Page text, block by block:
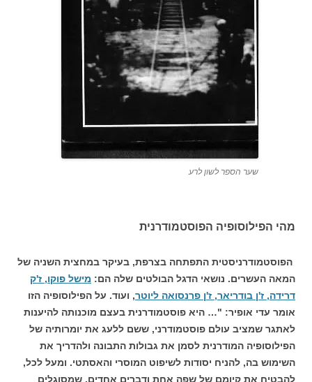
שער הספר לשון לרע
מהי הפילוסופיה הפוסטמודרנית
הפוסטמודרניסטית התפתחה בצרפת, בעיקר במחצית השניה של
המאה העשרים. נושאי הדגל הבולטים שלה הם: מישל פוקו, ז'ק
דרידה, ז'ן בודריאר, ז'ן פרנסואה ליוטר, ועוד. על הפילוסופיה הזו
אומר עדי אופיר: "… היא פוסטמודרנית בעצם מוכנותה להיענות
לאתגר שמציב עולם פוסטמודרני, ששם ללעג את יומרותיה של
הפילוסופיה המודרנית לסמן את גבולות התבונה ולהדריך את
השימוש בה, להניח יסודות לשיפוט המוסרי והאסתטי. ומעל לכל,
להבטיח את קיומם של שפה אחת ודברים אחדים, שמסוגלים